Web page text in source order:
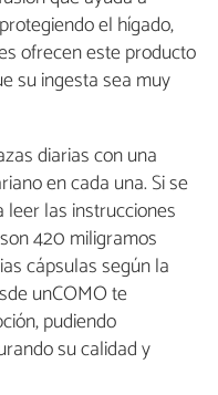
el hígado,
ofrecen este producto
su ingesta sea muy
diarias con una
en cada una. Si se
las instrucciones
420 miligramos
cápsulas según la
unCOMO te
pudiendo
su calidad y